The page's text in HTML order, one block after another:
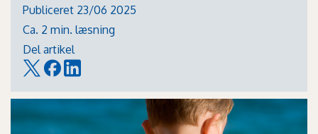
Publiceret 23/06 2025
Ca. 2 min. læsning
Del artikel